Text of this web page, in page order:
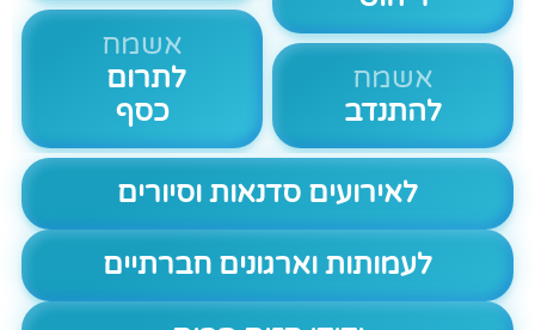
אשמח
להתנדב
אשמח
לתרום
כסף
לאירועים סדנאות וסיורים
לעמותות וארגונים חברתיים